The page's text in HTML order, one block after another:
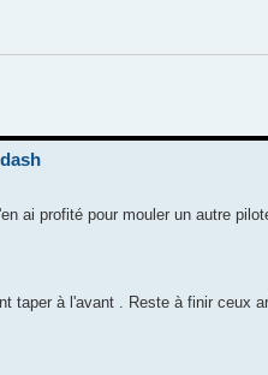
ai profité pour mouler un autre pilote
taper à l'avant . Reste à finir ceux